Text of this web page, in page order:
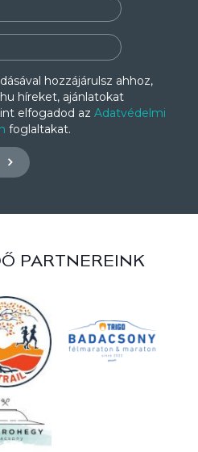
hozzájárulsz ahhoz,
híreket, ajánlatokat
elfogadod az Adatvédelmi
foglaltakat.
PARTNEREINK